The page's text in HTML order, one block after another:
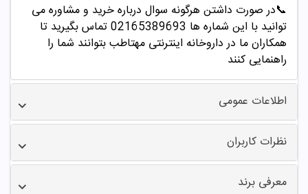
📞در صورت داشتن هرگونه سوال درباره خرید و مشاوره می
توانید با این شماره ها 02165389693
تماس بگیرید تا
همکاران ما در داروخانه اینترنتی مهتاطب بتوانند شما را
راهنمایی کنند
اطلاعات عمومی
نظرات کاربران
معرفی برند